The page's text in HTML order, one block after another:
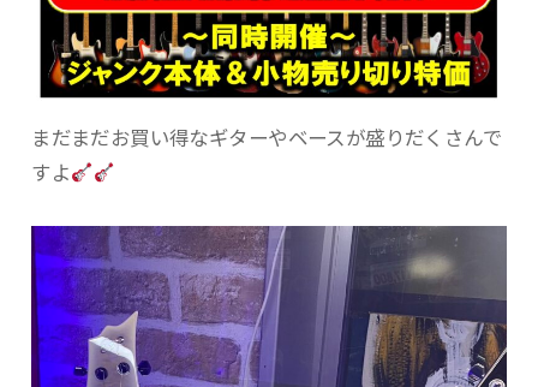
まだまだお買い得なギターやベースが盛りだくさんで
すよ